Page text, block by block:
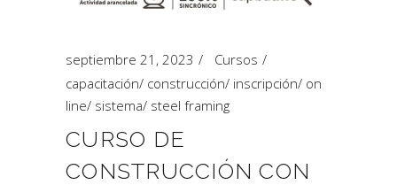
septiembre 21, 2023
Cursos
capacitación/ construcción/ inscripción/ on
line/ sistema/ steel framing
CURSO DE
CONSTRUCCIÓN CON